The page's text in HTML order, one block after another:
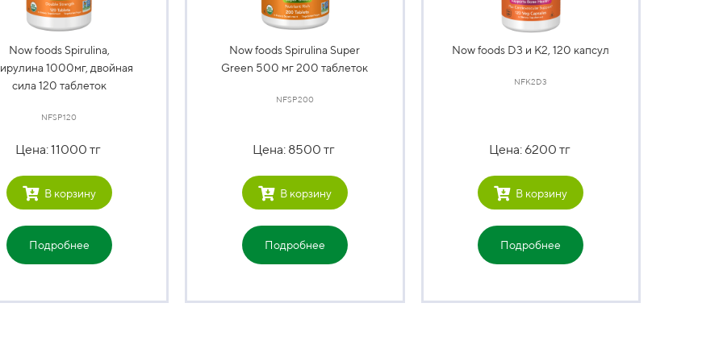
Now foods Spirulina,
1000мг, двойная
сила 120 таблеток
NFSP120
Цена: 11000 тг
В корзину
Подробнее
Now foods Spirulina Super
Green 500 мг 200 таблеток
NFSP200
Цена: 8500 тг
В корзину
Подробнее
Now foods D3 и К2, 120 капсул
NFK2D3
Цена: 6200 тг
В корзину
Подробнее